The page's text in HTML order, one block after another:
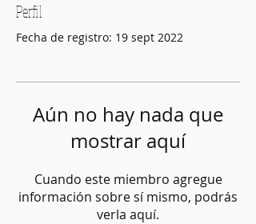
Perfil
Fecha de registro: 19 sept 2022
Aún no hay nada que
mostrar aquí
Cuando este miembro agregue
información sobre sí mismo, podrás
verla aquí.